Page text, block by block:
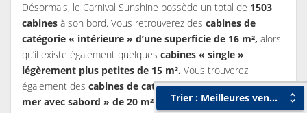
Trier : Meilleures ventes
Désormais, le Carnival Sunshine possède un total de 1503
cabines à son bord. Vous retrouverez des cabines de
catégorie « intérieure » d’une superficie de 16 m², alors
qu’il existe également quelques cabines « single »
légèrement plus petites de 15 m². Vous trouverez
également des cabines de catégorie « extérieure vue
mer avec sabord » de 20 m² ainsi que des cabines dites